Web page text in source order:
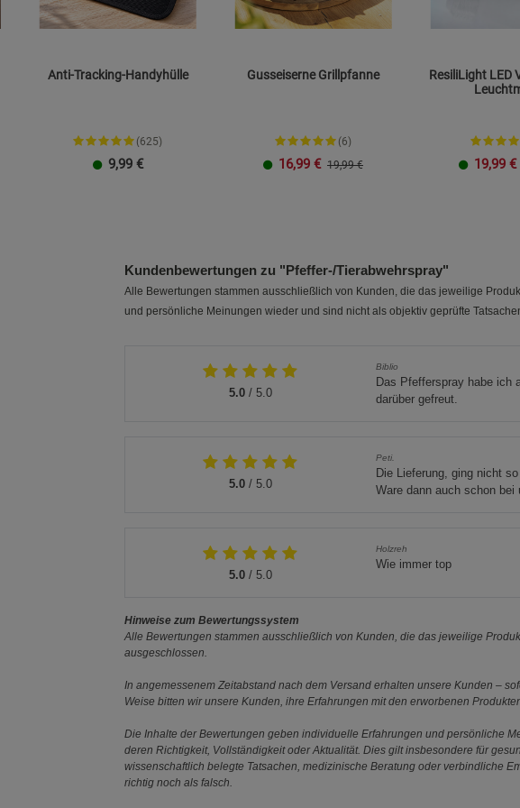
Anti-Tracking-Handyhülle
(625)
9,99 €
Gusseiserne Grillpfanne
(6)
16,99 € 19,99 €
ResiliLight LED
19,99 €
Kundenbewertungen zu "Pfeffer-/Tierabwehrspray"
Alle Bewertungen stammen ausschließlich von Kunden, die das jeweilige
und persönliche Meinungen wieder und sind nicht als objektiv geprüfte
5.0/ 5.0
Biblio
Das Pfefferspray habe ich
darüber gefreut.
5.0/ 5.0
Peti.
Die Lieferung, ging nicht
Ware dann auch schon
5.0/ 5.0
Holzreh
Wie immer top
Hinweise zum Bewertungssystem
Alle Bewertungen stammen ausschließlich von Kunden, die das jeweilige
ausgeschlossen.
In angemessenem Zeitabstand nach dem Versand erhalten unsere Kunden –
Weise bitten wir unsere Kunden, ihre Erfahrungen mit den erworbenen
Die Inhalte der Bewertungen geben individuelle Erfahrungen und persönliche
deren Richtigkeit, Vollständigkeit oder Aktualität. Dies gilt insbesondere für
wissenschaftlich belegte Tatsachen, medizinische Beratung oder verbindliche
richtig noch als falsch.